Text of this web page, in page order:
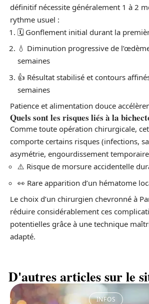
définitif nécessite généralement 1 à 2
rythme usuel :
🗓️ Gonflement initial durant la
💧 Diminution progressive de
semaines
👍 Résultat stabilisé et contours
semaines
Patience et alimentation douce
Quels sont les risques liés à la
Comme toute opération chirurgicale,
comporte certains risques (infections,
asymétrie, engourdissement
⚠️ Risque de morsure accidentelle
👀 Rare apparition d’un hématome
Le choix d’un chirurgien chevronné à
réduire considérablement ces
potentielles grâce à une technique
adapté.
D'autres articles sur le
INFOS